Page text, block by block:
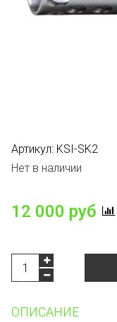
Артикул: KSI-SK2
Нет в наличии
12 000 руб
ОПИСАНИЕ